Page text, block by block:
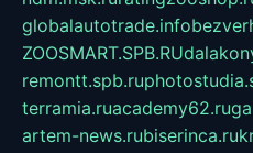
globalautotrade.info
ZOOSMART.SPB.RU
remontt.spb.ru
terramia.ruacademy62.ru
artem-news.rubiserinca.ru